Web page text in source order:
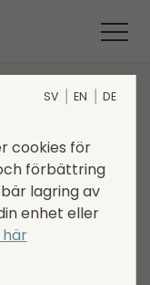
I SINGAPORE
sin
i
SV EN DE
cookies för
förbättring
lagring av
enhet eller
här